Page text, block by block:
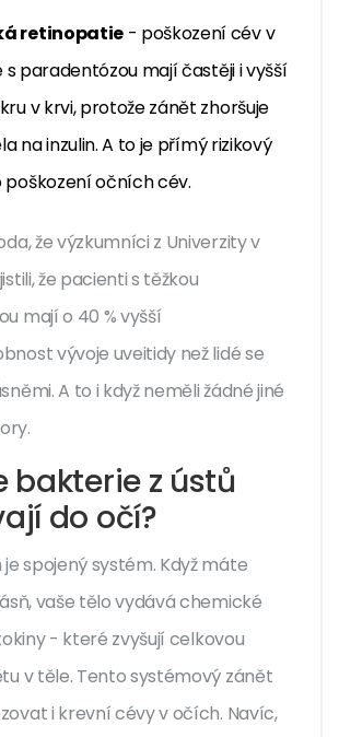
retinopatie- poškození cév v
s paradentózou mají častěji i vyšší
v krvi, protože zánět zhoršuje
na inzulin. A to je přímý rizikový
očních cév.
že výzkumníci z Univerzity v
že pacienti s těžkou
mají o 40 % vyšší
vývoje uveitidy než lidé se
A to i když neměli žádné jiné
bakterie z ústů
do očí?
spojený systém. Když máte
vaše tělo vydává chemické
- které zvyšují celkovou
v těle. Tento systémový zánět
i krevní cévy v očích. Navíc,